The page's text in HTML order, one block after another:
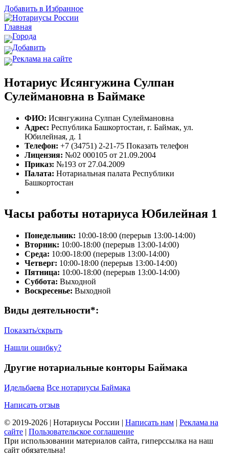
Добавить в Избранное
Главная
Города
Добавить
Реклама на сайте
Нотариус Исянгужина Сулпан
Сулеймановна в Баймаке
ФИО: Исянгужина Сулпан Сулеймановна
Адрес: Республика Башкортостан, г. Баймак, ул.
Юбилейная, д. 1
Телефон: +7 (34751) 2-21-75 Показать телефон
Лицензия: №02 000105 от 21.09.2004
Приказ: №193 от 27.04.2009
Палата: Нотариальная палата Республики
Башкортостан
Часы работы нотариуса Юбилейная 1
Понедельник: 10:00-18:00 (перерыв 13:00-14:00)
Вторник: 10:00-18:00 (перерыв 13:00-14:00)
Среда: 10:00-18:00 (перерыв 13:00-14:00)
Четверг: 10:00-18:00 (перерыв 13:00-14:00)
Пятница: 10:00-18:00 (перерыв 13:00-14:00)
Суббота: Выходной
Воскресенье: Выходной
Виды деятельности*:
Показать/скрыть
Нашли ошибку?
Другие нотариальные конторы Баймака
Идельбаева Все нотариусы Баймака
Написать отзыв
© 2019-2026 | Нотариусы России | Написать нам | Реклама на
сайте | Пользовательское соглашение
При использовании материалов сайта, гиперссылка на наш
сайт обязательна!